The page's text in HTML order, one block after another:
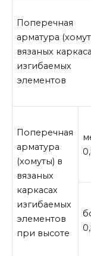
Поперечная
арматура
вязаных
изгибаемых
элементов
Поперечная
арматура
(хомуты) в
вязаных
каркасах
изгибаемых
элементов
при высоте